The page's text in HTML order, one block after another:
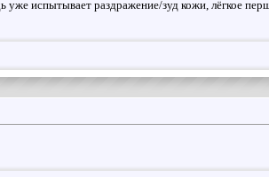
испытывает раздражение/зуд кожи, лёгкое